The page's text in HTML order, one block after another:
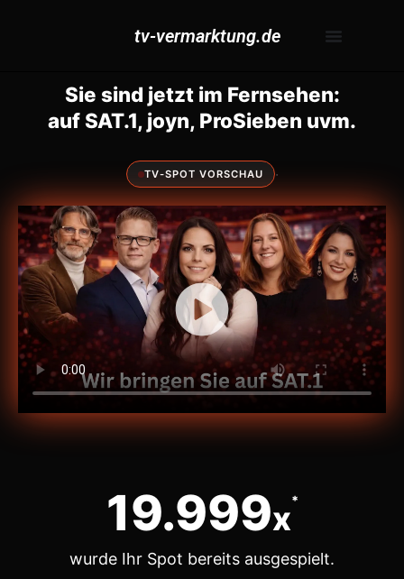
tv-vermarktung.de
Sie sind jetzt im Fernsehen:
auf SAT.1, joyn, ProSieben uvm.
TV-SPOT VORSCHAU ·
20.000x *
wurde Ihr Spot bereits ausgespielt.